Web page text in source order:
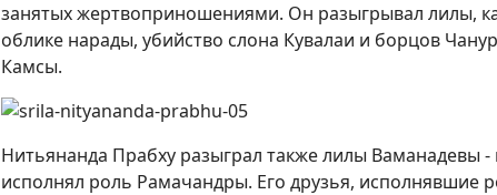
занятых жертвоприношениями. Он разыгрывал лилы,
облике нарады, убийство слона Кувалаи и борцов
Камсы.
Нитьянанда Прабху разыграл также лилы Ваманадевы
исполнял роль Рамачандры. Его друзья, исполнявшие